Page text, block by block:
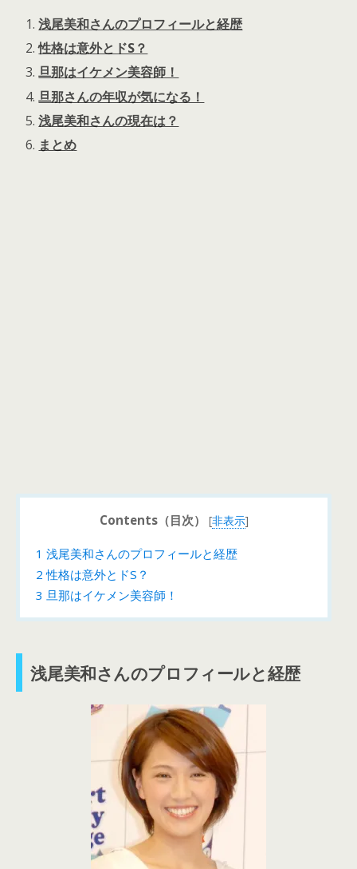
浅尾美和さんのプロフィールと経歴
性格は意外とドS？
旦那はイケメン美容師！
旦那さんの年収が気になる！
浅尾美和さんの現在は？
まとめ
Contents（目次） [非表示]
1 浅尾美和さんのプロフィールと経歴
2 性格は意外とドS？
3 旦那はイケメン美容師！
浅尾美和さんのプロフィールと経歴